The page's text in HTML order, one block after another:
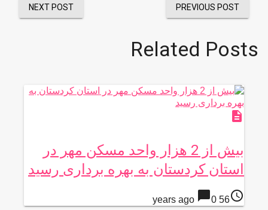
PREVIOUS POST
NEXT POST
Related Posts
description
بیش از 2 هزار واحد مسکن مهر در
استان کردستان به بهره برداری رسید
access_time
56 years ago
chat_bubble0